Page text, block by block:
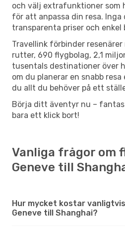
och välj extrafunktioner som
för att anpassa din resa.
transparenta priser och enkel
Travellink förbinder resenärer
rutter, 690 flygbolag, 2,1
tusentals destinationer över
om du planerar en snabb
du allt du behöver på ett
Börja ditt äventyr nu –
bara ett klick bort!
Vanliga frågor om
Geneve till
Hur mycket kostar
Geneve till Shanghai?